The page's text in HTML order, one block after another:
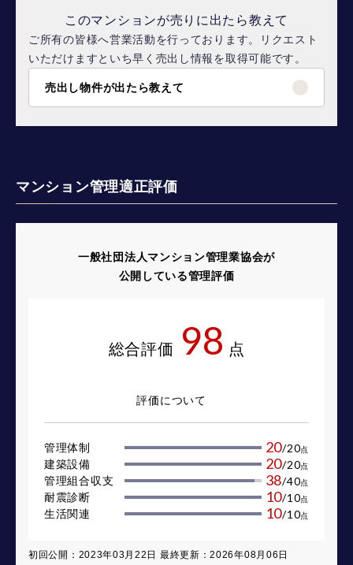
このマンションが売りに出たら教えて
ご所有の皆様へ営業活動を行っております。リクエスト
いただけますといち早く売出し情報を取得可能です。
売出し物件が出たら教えて
マンション管理適正評価
一般社団法人マンション管理業協会が
公開している管理評価
総合評価 98 点
評価について
管理体制 20/20点
建築設備 20/20点
管理組合収支 38/40点
耐震診断 10/10点
生活関連 10/10点
初回公開：2023年03月22日 最終更新：2026年08月06日